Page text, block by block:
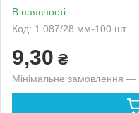
В наявності
Код: 1.087/28 мм-100 шт
9,30 ₴
Мінімальне замовлення —